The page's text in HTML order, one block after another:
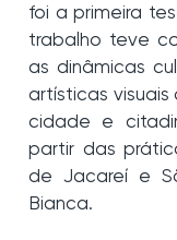
foi a primeira
trabalho teve
as dinâmicas
artísticas
cidade e
partir das
de Jacareí e
Bianca.